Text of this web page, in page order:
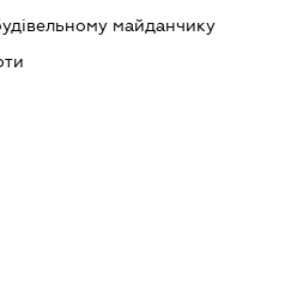
майданчику